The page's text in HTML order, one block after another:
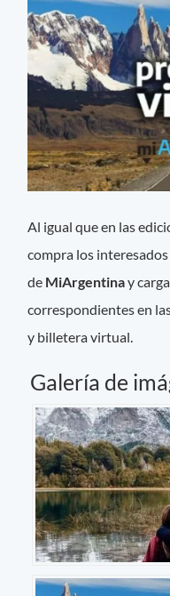
Al igual que en las
compra los
de MiArgentinay
correspondientes en
y billetera virtual.
Galería de